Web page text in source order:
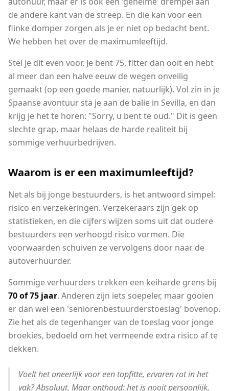
de andere kant van de streep. En die kan voor een
flinke domper zorgen als je er niet op bedacht bent.
We hebben het over de maximumleeftijd.
Stel je dit even voor. Je bent 75, fitter dan ooit en hebt
al meer dan een halve eeuw de wegen onveilig
gemaakt (op een goede manier, natuurlijk). Vol zin in je
Spaanse avontuur sta je aan de balie in Sevilla, en dan
krijg je het te horen: "Sorry, u bent te oud." Dit is geen
slechte grap, maar helaas de harde realiteit bij
sommige verhuurbedrijven.
Waarom is er een maximumleeftijd?
Net als bij jonge bestuurders, is het antwoord simpel:
risico en verzekeringen. Verzekeraars zijn gek op
statistieken, en die cijfers wijzen soms uit dat oudere
bestuurders een verhoogd risico vormen. Die
voorwaarden schuiven ze vervolgens door naar de
autoverhuurder.
Sommige verhuurders trekken een keiharde grens bij
70 of 75 jaar. Anderen zijn iets soepeler, maar gooien
er dan wel een 'seniorenbestuurderstoeslag' bovenop.
Zie het als de tegenhanger van de toeslag voor jonge
broekies, bedoeld om het vermeende extra risico af te
dekken.
Voelt het oneerlijk voor een topfitte, ervaren rot in het
vak? Absoluut. Maar onthoud: het is nooit persoonlijk.